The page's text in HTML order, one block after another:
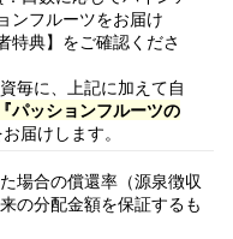
ンフルーツをお届け
特典】をご確認くださ
毎に、上記に加えて自
パッションフルーツの
お届けします。
場合の償還率（源泉徴収
の分配金額を保証するも